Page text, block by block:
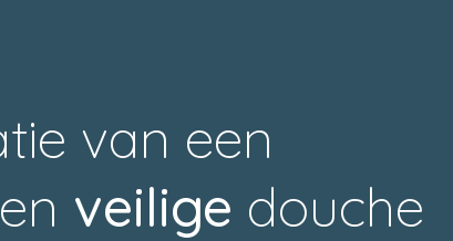
van een
en veilige douche